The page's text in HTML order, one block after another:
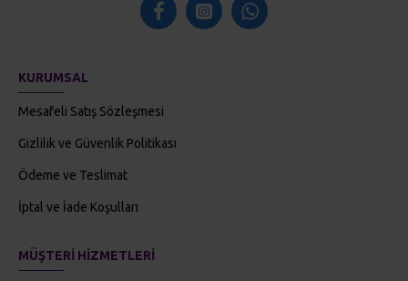
KURUMSAL
Mesafeli Satış Sözleşmesi
Gizlilik ve Güvenlik Politikası
Ödeme ve Teslimat
İptal ve İade Koşulları
MÜŞTERI HIZMETLERI